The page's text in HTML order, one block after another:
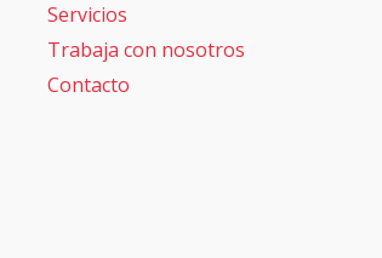
Servicios
Trabaja con nosotros
Contacto